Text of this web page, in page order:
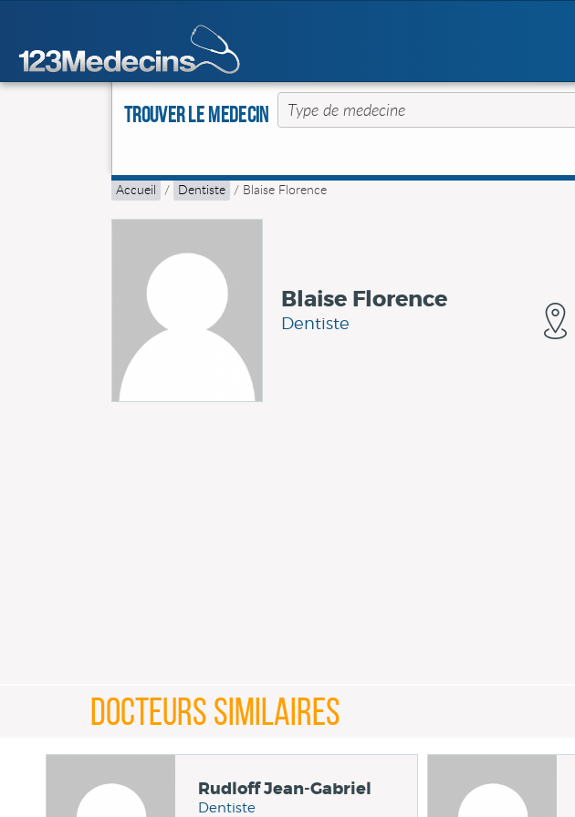
Trouver le Medecin
Accueil / Dentiste / Blaise Florence
Blaise Florence
Dentiste
DOCTEURS SIMILAIRES
Rudloff Jean-Gabriel
Dentiste